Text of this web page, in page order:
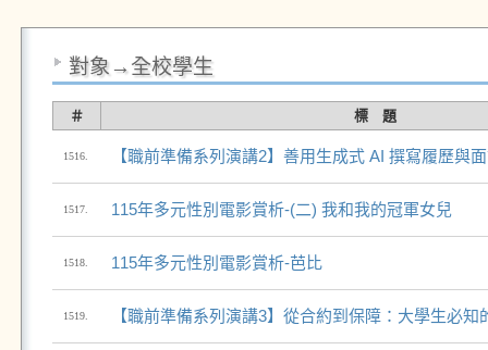
對象→全校學生
＃ 標 題
1516. 【職前準備系列演講2】善用生成式 AI 撰寫履歷與
1517. 115年多元性別電影賞析-(二) 我和我的冠軍女兒
1518. 115年多元性別電影賞析-芭比
1519. 【職前準備系列演講3】從合約到保障：大學生必知